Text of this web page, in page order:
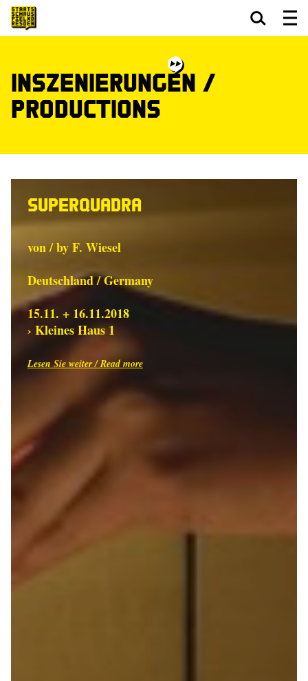
Inszenierungen /
Productions
Superquadra
von / by F. Wiesel
Deutschland / Germany
15.11. + 16.11.2018
› Kleines Haus 1
Lesen Sie weiter / Read more